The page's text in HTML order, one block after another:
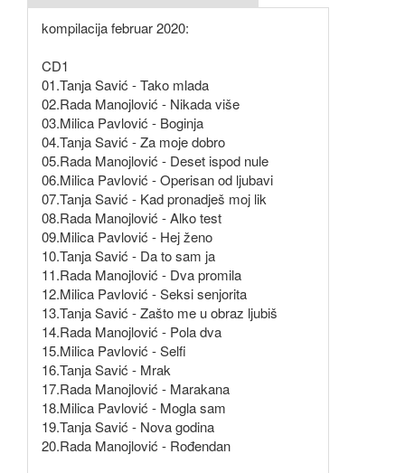
kompilacija februar 2020:
CD1
01.Tanja Savić - Tako mlada
02.Rada Manojlović - Nikada više
03.Milica Pavlović - Boginja
04.Tanja Savić - Za moje dobro
05.Rada Manojlović - Deset ispod nule
06.Milica Pavlović - Operisan od ljubavi
07.Tanja Savić - Kad pronadješ moj lik
08.Rada Manojlović - Alko test
09.Milica Pavlović - Hej ženo
10.Tanja Savić - Da to sam ja
11.Rada Manojlović - Dva promila
12.Milica Pavlović - Seksi senjorita
13.Tanja Savić - Zašto me u obraz ljubiš
14.Rada Manojlović - Pola dva
15.Milica Pavlović - Selfi
16.Tanja Savić - Mrak
17.Rada Manojlović - Marakana
18.Milica Pavlović - Mogla sam
19.Tanja Savić - Nova godina
20.Rada Manojlović - Rođendan